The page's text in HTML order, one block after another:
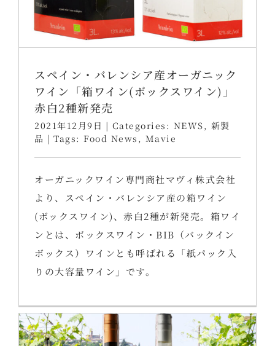
スペイン・バレンシア産オーガニック
ワイン「箱ワイン(ボックスワイン)」
赤白2種新発売
2021年12月9日 | Categories: NEWS , 新製
品 | Tags: Food News , Mavie
オーガニックワイン専門商社マヴィ株式会社
より、スペイン・バレンシア産の箱ワイン
(ボックスワイン)、赤白2種が新発売。箱ワイ
ンとは、ボックスワイン・BIB（バックイン
ボックス）ワインとも呼ばれる「紙パック入
りの大容量ワイン」です。